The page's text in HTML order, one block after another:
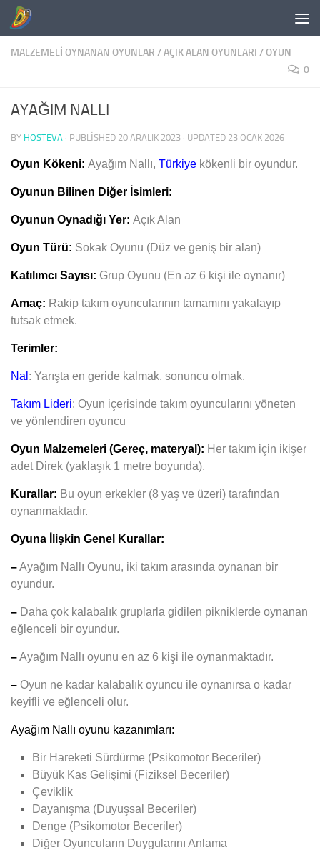
Skip to content
MALZEMELI OYNANAN OYUNLAR /AÇIK ALAN OYUNLARI /OYUN
0
AYAĞIM NALLI
BY HOSTEVA · PUBLISHED 20 ARALIK 2023 · UPDATED 23 OCAK 2026
Oyun Kökeni: Ayağım Nallı, Türkiye kökenli bir oyundur.
Oyunun Bilinen Diğer İsimleri:
Oyunun Oynadığı Yer: Açık Alan
Oyun Türü: Sokak Oyunu (Düz ve geniş bir alan)
Katılımcı Sayısı: Grup Oyunu (En az 6 kişi ile oynanır)
Amaç: Rakip takım oyuncularının tamamını yakalayıp
tutsak etmek.
Terimler:
Nal : Yarışta en geride kalmak, sonuncu olmak.
Takım Lideri: Oyun içerisinde takım oyuncularını yöneten
ve yönlendiren oyuncu
Oyun Malzemeleri (Gereç, materyal): Her takım için ikişer
adet Direk (yaklaşık 1 metre boyunda).
Kurallar: Bu oyun erkekler (8 yaş ve üzeri) tarafından
oynanmaktadır.
Oyuna İlişkin Genel Kurallar:
–Ayağım Nallı Oyunu, iki takım arasında oynanan bir
oyundur.
– Daha çok kalabalık gruplarla gidilen pikniklerde oynanan
eğlenceli bir oyundur.
–Ayağım Nallı oyunu en az 6 kişi ile oynanmaktadır.
– Oyun ne kadar kalabalık oyuncu ile oynanırsa o kadar
keyifli ve eğlenceli olur.
Ayağım Nallı oyunu kazanımları:
Bir Hareketi Sürdürme (Psikomotor Beceriler)
Büyük Kas Gelişimi (Fiziksel Beceriler)
Çeviklik
Dayanışma (Duyuşsal Beceriler)
Denge (Psikomotor Beceriler)
Diğer Oyuncuların Duygularını Anlama